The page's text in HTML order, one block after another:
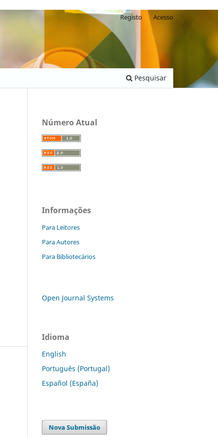
Pesquisar
Registo Acesso
Número Atual
Informações
Para Leitores
Para Autores
Para Bibliotecários
Open Journal Systems
Idioma
English
Português (Portugal)
Español (España)
Nova Submissão